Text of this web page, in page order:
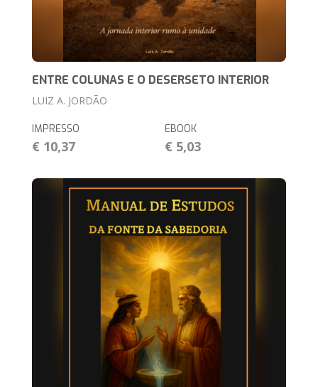
ENTRE COLUNAS E O DESERSETO INTERIOR
LUIZ A. JORDÃO
IMPRESSO
€ 10,37
EBOOK
€ 5,03